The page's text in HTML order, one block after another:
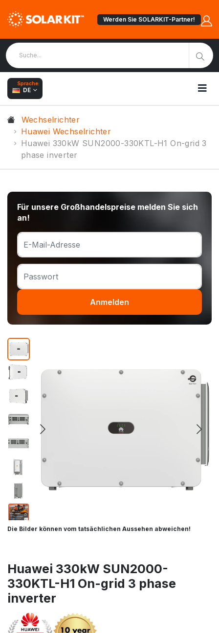
Werden Sie SOLARKIT-Partner!
Sprache:
DE
Wechselrichter
Huawei Wechselrichter
Huawei 330kW SUN2000-330KTL-H1 On-grid 3
phase inverter
Für unsere Großhandelspreise melden Sie sich
an!
Anmelden
Die Bilder können vom tatsächlichen Aussehen abweichen!
Huawei 330kW SUN2000-
330KTL-H1 On-grid 3 phase
inverter